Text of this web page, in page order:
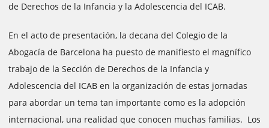
de Derechos de la Infancia y la Adolescencia del ICAB.
En el acto de presentación, la decana del Colegio de la
Abogacía de Barcelona ha puesto de manifiesto el magnífico
trabajo de la Sección de Derechos de la Infancia y
Adolescencia del ICAB en la organización de estas jornadas
para abordar un tema tan importante como es la adopción
internacional, una realidad que conocen muchas familias. Los